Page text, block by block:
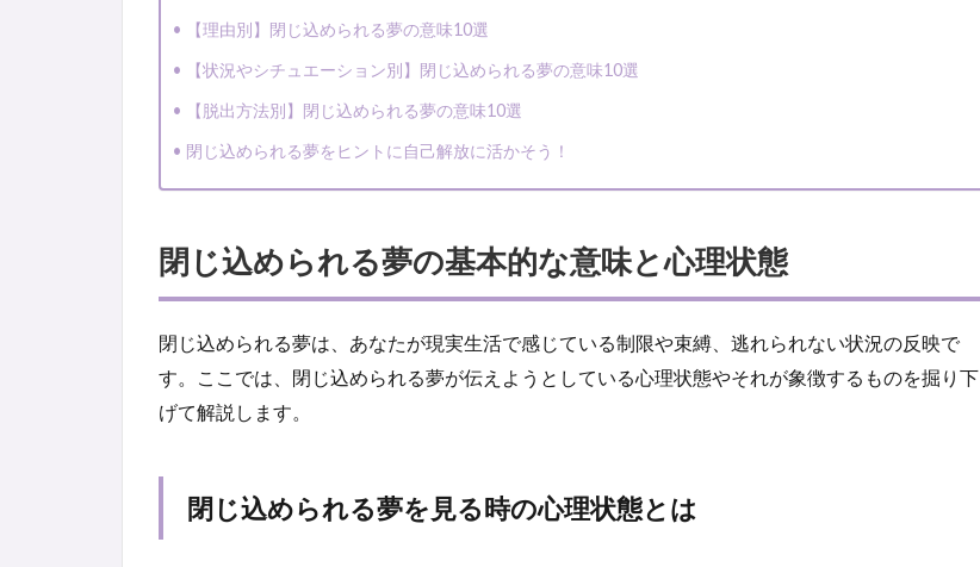
【理由別】閉じ込められる夢の意味10選
【状況やシチュエーション別】閉じ込められる夢の意味10選
【脱出方法別】閉じ込められる夢の意味10選
閉じ込められる夢をヒントに自己解放に活かそう！
閉じ込められる夢の基本的な意味と心理状態
閉じ込められる夢は、あなたが現実生活で感じている制限や束縛、逃れられない状況の反映で
す。ここでは、閉じ込められる夢が伝えようとしている心理状態やそれが象徴するものを掘り下
げて解説します。
閉じ込められる夢を見る時の心理状態とは